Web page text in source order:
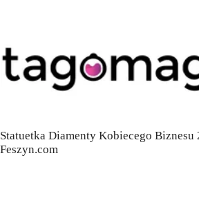
Statuetka Diamenty Kobiecego Biznesu
Feszyn.com